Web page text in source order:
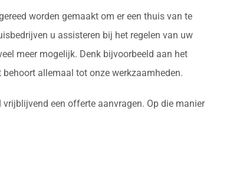
worden gemaakt om er een thuis van te
u assisteren bij het regelen van uw
meer mogelijk. Denk bijvoorbeeld aan het
allemaal tot onze werkzaamheden.
een offerte aanvragen. Op die manier